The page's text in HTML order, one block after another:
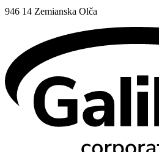
946 14 Zemianska Olča